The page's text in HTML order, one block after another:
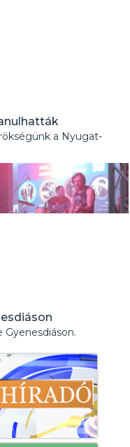
a Nyugat-